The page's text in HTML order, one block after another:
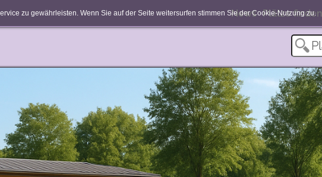
News Plätze finden
zu gewährleisten. Wenn Sie auf der Seite weitersurfen stimmen Sie der Cookie-Nutzung zu.